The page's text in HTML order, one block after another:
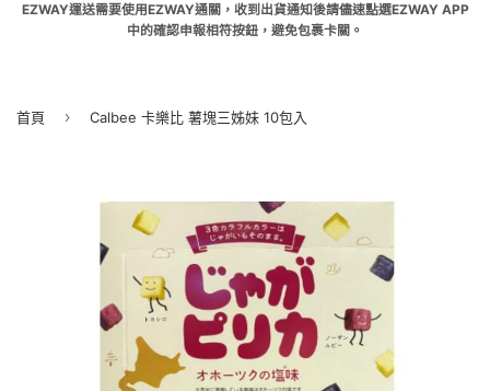
EZWAY運送需要使用EZWAY通關，收到出貨通知後請儘速點選EZWAY APP
中的確認申報相符按鈕，避免包裹卡關。
首頁 › Calbee 卡樂比 薯塊三姊妹 10包入